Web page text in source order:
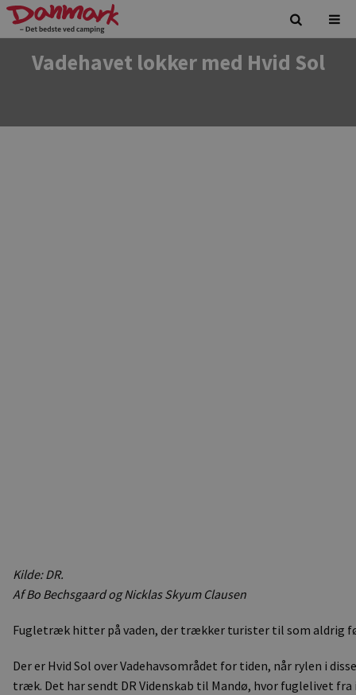
Vadehavet lokker med Hvid Sol
Kilde: DR.
Af Bo Bechsgaard og Nicklas Skyum Clausen
Fugletræk hitter på vaden, der trækker turister til som aldrig
Der er Hvid Sol over Vadehavsområdet for tiden, når rylen i
træk. Det har sendt DR Videnskab til Mandø, hvor fuglelivet fra